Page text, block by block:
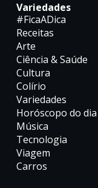
Variedades
#FicaADica
Receitas
Arte
Ciência & Saúde
Cultura
Colírio
Variedades
Horóscopo do dia
Música
Tecnologia
Viagem
Carros